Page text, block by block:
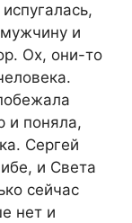
и
Ох, они-то
и поняла,
Сергей
и Света
сейчас
нет и